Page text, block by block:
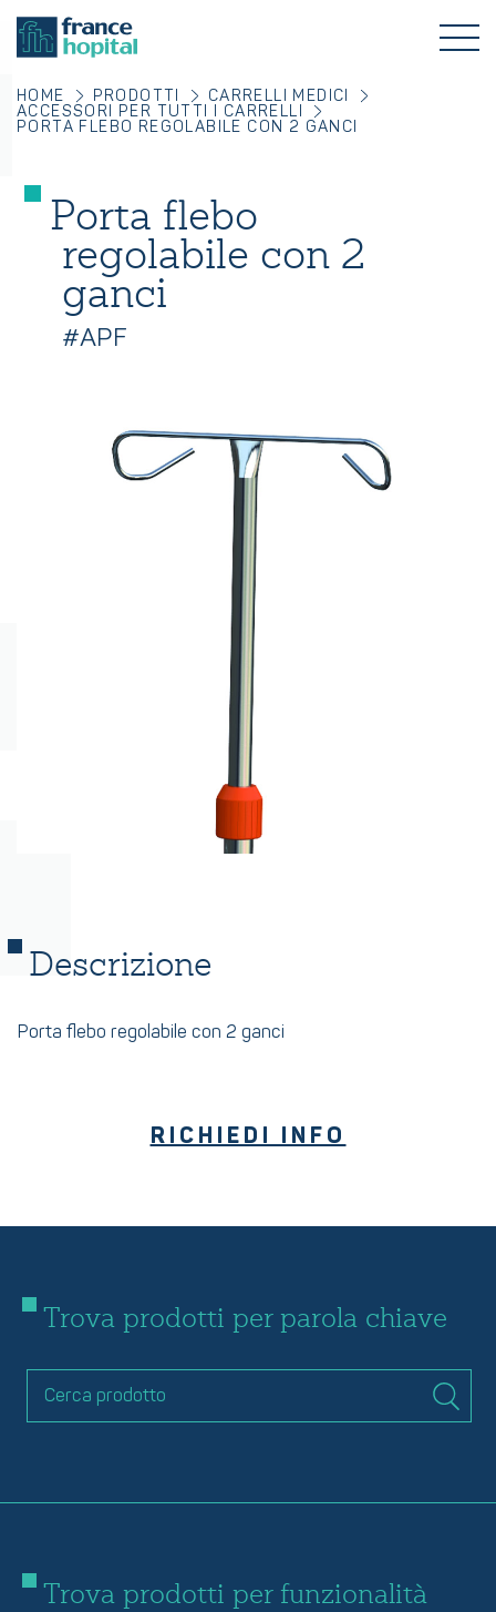
HOME PRODOTTI
CARRELLI MEDICI
ACCESSORI PER TUTTI I CARRELLI
PORTA FLEBO REGOLABILE CON 2 GANCI
Porta flebo
regolabile con 2
ganci
#APF
Descrizione
Porta flebo regolabile con 2 ganci
RICHIEDI INFO
Trova prodotti per parola chiave
Trova prodotti per funzionalità